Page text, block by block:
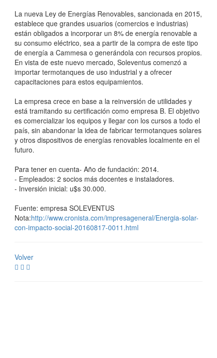
La nueva Ley de Energías Renovables, sancionada en 2015,
establece que grandes usuarios (comercios e industrias)
están obligados a incorporar un 8% de energía renovable a
su consumo eléctrico, sea a partir de la compra de este tipo
de energía a Cammesa o generándola con recursos propios.
En vista de este nuevo mercado, Soleventus comenzó a
importar termotanques de uso industrial y a ofrecer
capacitaciones para estos equipamientos.
La empresa crece en base a la reinversión de utilidades y
está tramitando su certificación como empresa B. El objetivo
es comercializar los equipos y llegar con los cursos a todo el
país, sin abandonar la idea de fabricar termotanques solares
y otros dispositivos de energías renovables localmente en el
futuro.
Para tener en cuenta- Año de fundación: 2014.
- Empleados: 2 socios más docentes e instaladores.
- Inversión inicial: u$s 30.000.
Fuente: empresa SOLEVENTUS
Nota:http://www.cronista.com/impresageneral/Energia-solar-
con-impacto-social-20160817-0011.html
Volver